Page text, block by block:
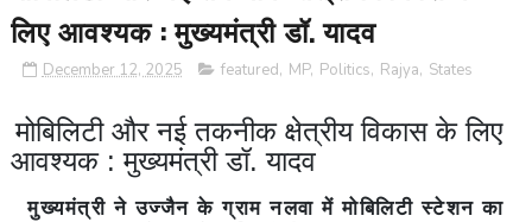
लिए आवश्यक : मुख्यमंत्री डॉ. यादव
December 12, 2025 featured, MP, Politics, Rajya, States
मोबिलिटी और नई तकनीक क्षेत्रीय विकास के लिए
आवश्यक : मुख्यमंत्री डॉ. यादव
मुख्यमंत्री ने उज्जैन के ग्राम नलवा में मोबिलिटी स्टेशन का